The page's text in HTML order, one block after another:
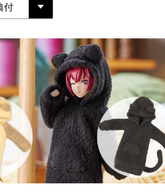
付